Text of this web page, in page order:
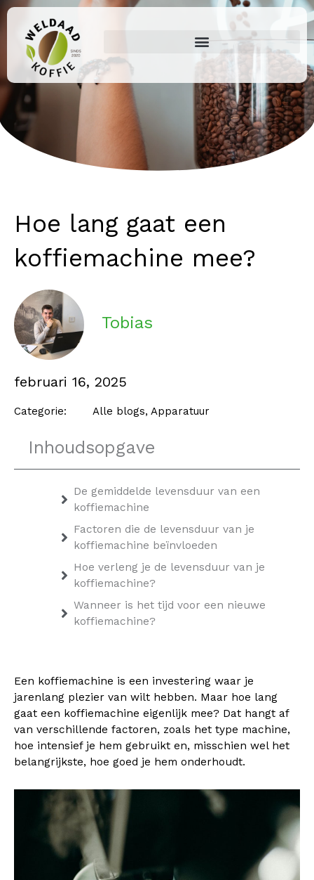
Ga
inhoud
Hoe lang gaat een
koffiemachine mee?
Tobias
februari 16, 2025
Categorie: Alle blogs, Apparatuur
Inhoudsopgave
De gemiddelde levensduur van een
koffiemachine
Factoren die de levensduur van je
koffiemachine beïnvloeden
Hoe verleng je de levensduur van je
koffiemachine?
Wanneer is het tijd voor een nieuwe
koffiemachine?
Een koffiemachine is een investering waar je
jarenlang plezier van wilt hebben. Maar hoe lang
gaat een koffiemachine eigenlijk mee? Dat hangt af
van verschillende factoren, zoals het type machine,
hoe intensief je hem gebruikt en, misschien wel het
belangrijkste, hoe goed je hem onderhoudt.